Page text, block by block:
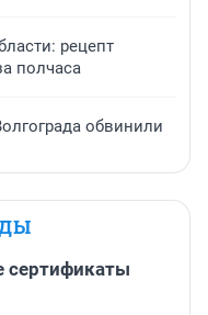
рецепт
полчаса
обвинили
сертификаты